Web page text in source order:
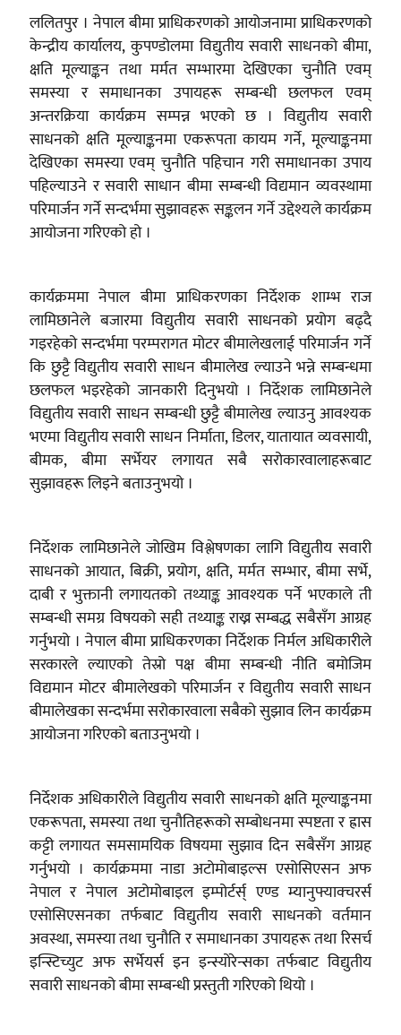
ललितपुर । नेपाल बीमा प्राधिकरणको आयोजनामा प्राधिकरणको
केन्द्रीय कार्यालय, कुपण्डोलमा विद्युतीय सवारी साधनको बीमा,
क्षति मूल्याङ्कन तथा मर्मत सम्भारमा देखिएका चुनौति एवम्
समस्या र समाधानका उपायहरू सम्बन्धी छलफल एवम्
अन्तरक्रिया कार्यक्रम सम्पन्न भएको छ । विद्युतीय सवारी
साधनको क्षति मूल्याङ्कनमा एकरूपता कायम गर्ने, मूल्याङ्कनमा
देखिएका समस्या एवम् चुनौति पहिचान गरी समाधानका उपाय
पहिल्याउने र सवारी साधान बीमा सम्बन्धी विद्यमान व्यवस्थामा
परिमार्जन गर्ने सन्दर्भमा सुझावहरू सङ्कलन गर्ने उद्देश्यले कार्यक्रम
आयोजना गरिएको हो ।
कार्यक्रममा नेपाल बीमा प्राधिकरणका निर्देशक शाम्भ राज
लामिछानेले बजारमा विद्युतीय सवारी साधनको प्रयोग बढ्दै
गइरहेको सन्दर्भमा परम्परागत मोटर बीमालेखलाई परिमार्जन गर्ने
कि छुट्टै विद्युतीय सवारी साधन बीमालेख ल्याउने भन्ने सम्बन्धमा
छलफल भइरहेको जानकारी दिनुभयो । निर्देशक लामिछानेले
विद्युतीय सवारी साधन सम्बन्धी छुट्टै बीमालेख ल्याउनु आवश्यक
भएमा विद्युतीय सवारी साधन निर्माता, डिलर, यातायात व्यवसायी,
बीमक, बीमा सर्भेयर लगायत सबै सरोकारवालाहरूबाट
सुझावहरू लिइने बताउनुभयो ।
निर्देशक लामिछानेले जोखिम विश्लेषणका लागि विद्युतीय सवारी
साधनको आयात, बिक्री, प्रयोग, क्षति, मर्मत सम्भार, बीमा सर्भे,
दाबी र भुक्तानी लगायतको तथ्याङ्क आवश्यक पर्ने भएकाले ती
सम्बन्धी समग्र विषयको सही तथ्याङ्क राख्न सम्बद्ध सबैसँग आग्रह
गर्नुभयो । नेपाल बीमा प्राधिकरणका निर्देशक निर्मल अधिकारीले
सरकारले ल्याएको तेस्रो पक्ष बीमा सम्बन्धी नीति बमोजिम
विद्यमान मोटर बीमालेखको परिमार्जन र विद्युतीय सवारी साधन
बीमालेखका सन्दर्भमा सरोकारवाला सबैको सुझाव लिन कार्यक्रम
आयोजना गरिएको बताउनुभयो ।
निर्देशक अधिकारीले विद्युतीय सवारी साधनको क्षति मूल्याङ्कनमा
एकरूपता, समस्या तथा चुनौतिहरूको सम्बोधनमा स्पष्टता र ह्रास
कट्टी लगायत समसामयिक विषयमा सुझाव दिन सबैसँग आग्रह
गर्नुभयो । कार्यक्रममा नाडा अटोमोबाइल्स एसोसिएसन अफ
नेपाल र नेपाल अटोमोबाइल इम्पोर्टर्स् एण्ड म्यानुफ्याक्चरर्स
एसोसिएसनका तर्फबाट विद्युतीय सवारी साधनको वर्तमान
अवस्था, समस्या तथा चुनौति र समाधानका उपायहरू तथा रिसर्च
इन्स्टिच्युट अफ सर्भेयर्स इन इन्स्योरेन्सका तर्फबाट विद्युतीय
सवारी साधनको बीमा सम्बन्धी प्रस्तुती गरिएको थियो ।